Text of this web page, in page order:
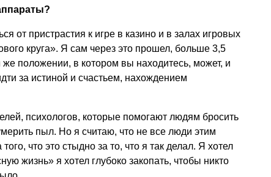
от пристрастия к игре в казино и в залах игровых
круга». Я сам через это прошел, больше 3,5
положении, в котором вы находитесь, может, и
за истиной и счастьем, нахождением
психологов, которые помогают людям бросить
пыл. Но я считаю, что не все люди этим
что это стыдно за то, что я так делал. Я хотел
жизнь» я хотел глубоко закопать, чтобы никто